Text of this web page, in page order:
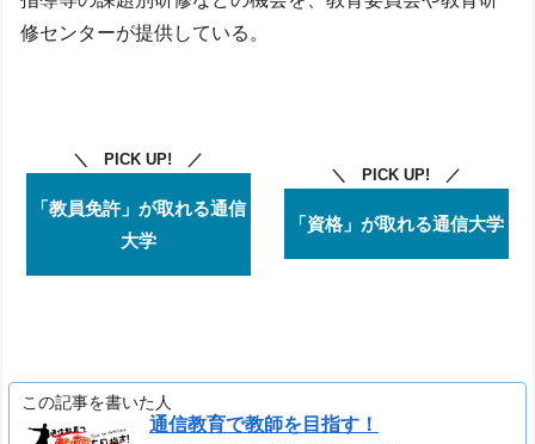
修センターが提供している。
＼ PICK UP! ／
「教員免許」が取れる通信
大学
＼ PICK UP! ／
「資格」が取れる通信大学
この記事を書いた人
通信教育で教師を目指す！